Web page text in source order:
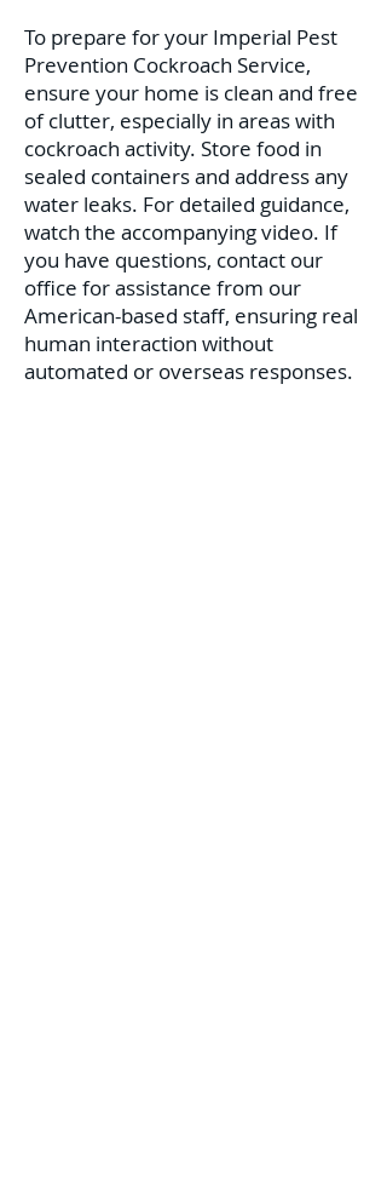
To prepare for your Imperial Pest
Prevention Cockroach Service,
ensure your home is clean and free
of clutter, especially in areas with
cockroach activity. Store food in
sealed containers and address any
water leaks. For detailed guidance,
watch the accompanying video. If
you have questions, contact our
office for assistance from our
American-based staff, ensuring real
human interaction without
automated or overseas responses.